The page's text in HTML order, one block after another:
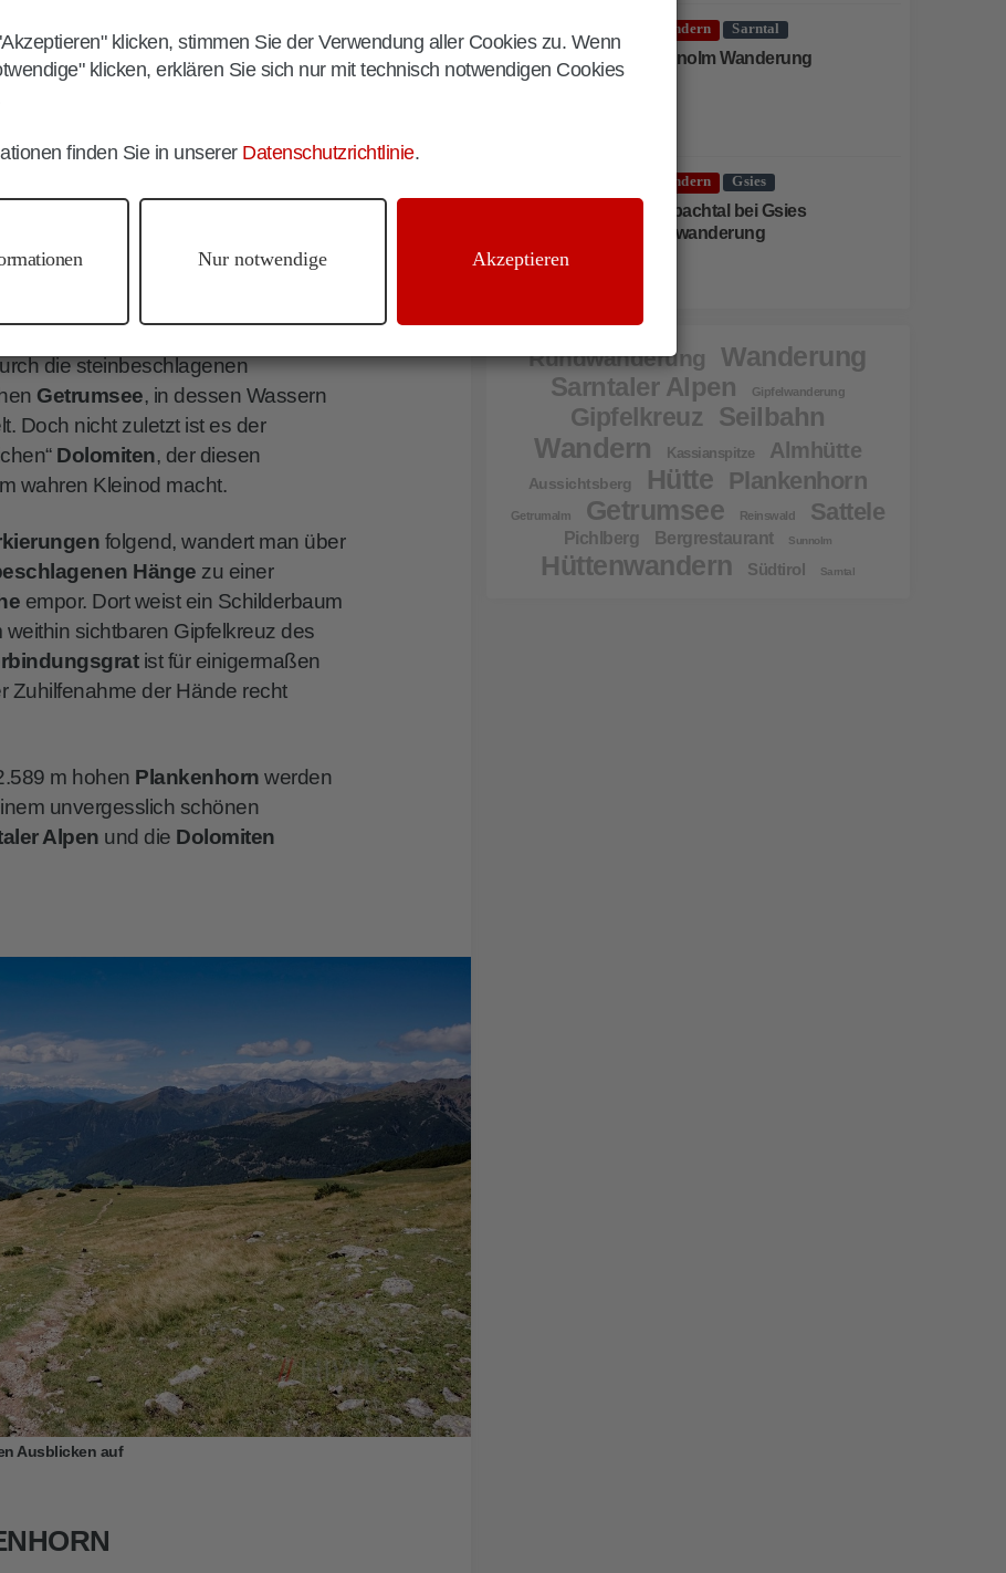
Plankenhorn
ihren Anfang.
Nr. 7
und lichte Waldstücke zur
m führt.
steigt der
Kassianspitze in Richtung
folgt man dem links abzweigenden
die steinbeschlagenen
Getrumsee, in dessen Wassern
Doch nicht zuletzt ist es der
Dolomiten, der diesen
wahren Kleinod macht.
folgend, wandert man über
Hänge zu einer
empor. Dort weist ein Schilderbaum
sichtbaren Gipfelkreuz des
ist für einigermaßen
Zuhilfenahme der Hände recht
m hohen Plankenhorn werden
unvergesslich schönen
Alpen und die Dolomiten
Ausblicken auf
Wandern Sarntal
Sunnolm Wanderung
Wandern Gsies
Karbachtal bei Gsies
Almwanderung
Rundwanderung Wanderung
Sarntaler Alpen Gipfelwanderung
Gipfelkreuz Seilbahn
Wandern Kassianspitze Almhütte
Aussichtsberg Hütte Plankenhorn
Getrumalm Getrumsee Reinswald Sattele
Pichlberg Bergrestaurant Sunnolm
Hüttenwandern Südtirol Sarntal
klicken, stimmen Sie der Verwendung aller Cookies zu. Wenn
klicken, erklären Sie sich nur mit technisch notwendigen Cookies
finden Sie in unserer Datenschutzrichtlinie.
Nur notwendige Akzeptieren